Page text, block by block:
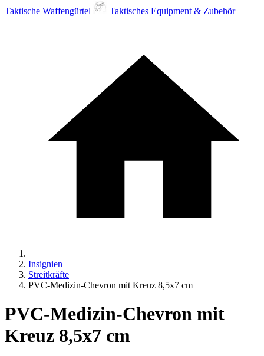
Taktische Waffengürtel
Taktisches Equipment & Zubehör
Insignien
Streitkräfte
PVC-Medizin-Chevron mit Kreuz 8,5x7 cm
PVC-Medizin-Chevron mit
Kreuz 8,5x7 cm